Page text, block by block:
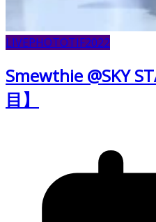
LIVEPHOTOTIF2022
Smewthie @SKY
目】